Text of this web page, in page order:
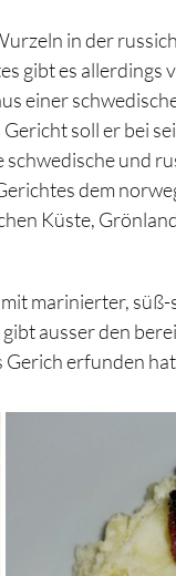
in der
gibt es allerdings
einer
soll er bei
und
dem
Küste,
marinierter,
ausser den
Gerich erfunden